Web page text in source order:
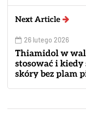
Next Article
26 lutego 2026
Thiamidol w
stosować i kiedy
skóry bez plam